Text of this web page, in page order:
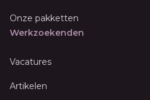
Onze pakketten
Werkzoekenden
Vacatures
Artikelen